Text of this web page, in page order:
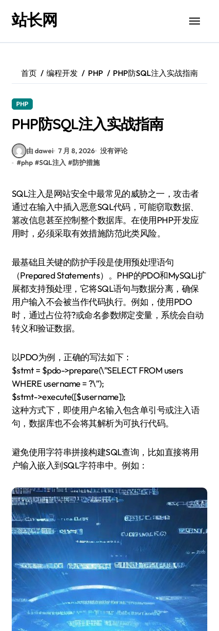
站长网
首页 编程开发 PHP PHP防SQL注入实战指南
PHP
PHP防SQL注入实战指南
由 dawei 7 月 8, 2026 没有评论
#php #SQL注入 #防护措施
SQL注入是网站安全中最常见的威胁之一，攻击者
通过在输入中插入恶意SQL代码，可能窃取数据、
篡改信息甚至控制整个数据库。在使用PHP开发应
用时，必须采取有效措施防范此类风险。
最基础且关键的防护手段是使用预处理语句
（Prepared Statements）。PHP的PDO和MySQLi扩
展都支持预处理，它将SQL语句与数据分离，确保
用户输入不会被当作代码执行。例如，使用PDO
时，通过占位符?或命名参数绑定变量，系统会自动
转义和验证数据。
以PDO为例，正确的写法如下：
$stmt = $pdo->prepare(\”SELECT FROM users
WHERE username = ?\”);
$stmt->execute([$username]);
这种方式下，即使用户名输入包含单引号或注入语
句，数据库也不会将其解析为可执行代码。
避免使用字符串拼接构建SQL查询，比如直接将用
户输入嵌入到SQL字符串中。例如：